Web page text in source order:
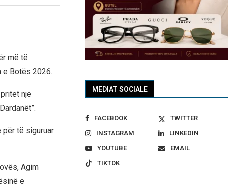
më të
e Botës 2026.
një
për të siguruar
Agim
e
MEDIAT SOCIALE
FACEBOOK
TWITTER
INSTAGRAM
LINKEDIN
YOUTUBE
EMAIL
TIKTOK